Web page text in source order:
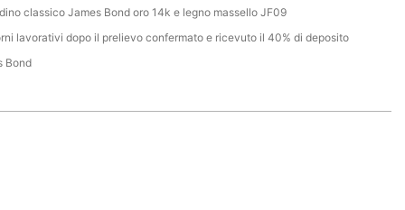
classico James Bond oro 14k e legno massello JF09
lavorativi dopo il prelievo confermato e ricevuto il 40% di deposito
Bond